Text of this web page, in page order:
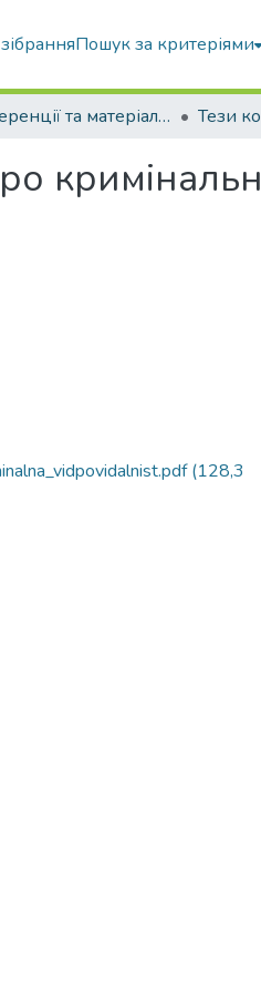
Пошук за критеріями
Конференції та матеріали конференцій Тези
(128,3